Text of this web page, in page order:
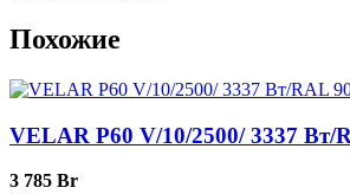
Похожие
VELAR P60 V/10/2500/ 3337 Bт/
3 785 Br